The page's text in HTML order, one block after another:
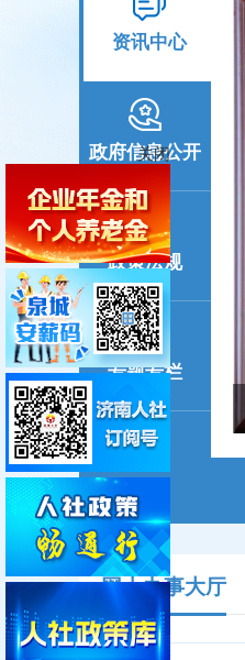
资讯中心
政府信息公开
政策法规
专题专栏
网上办事大厅
关闭